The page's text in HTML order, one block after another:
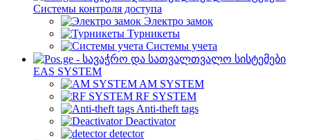
Системы контроля доступа
Электро замок
Турникеты
Cистемы учета
EAS SYSTEM
AM SYSTEM
RF SYSTEM
Anti-theft tags
Deactivator
detector